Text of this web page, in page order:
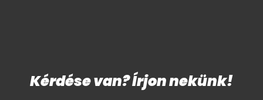
Kérdése van? Írjon nekünk!